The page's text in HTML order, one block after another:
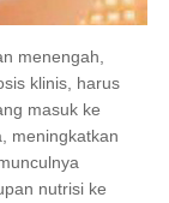
menengah,
klinis, harus
masuk ke
meningkatkan
nutrisi ke